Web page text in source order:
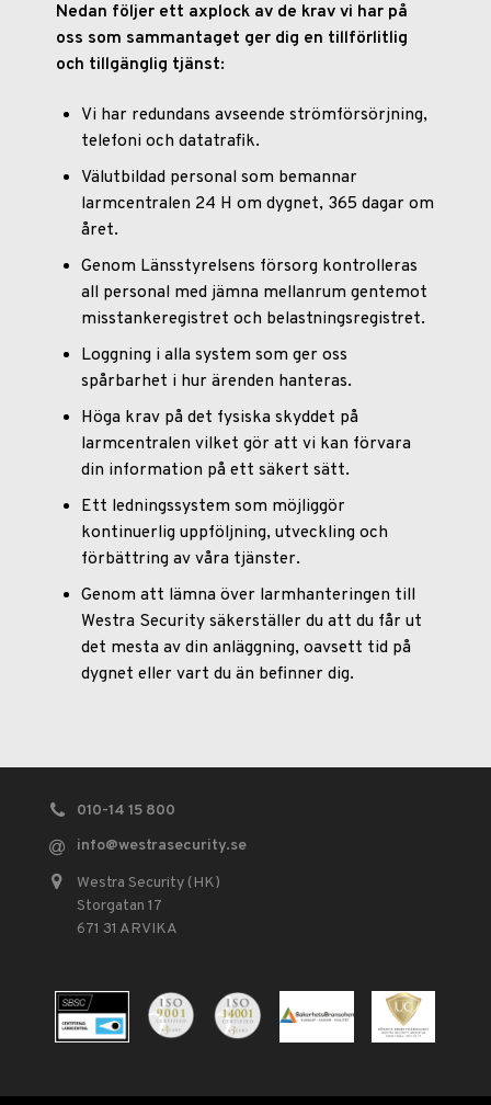
Nedan följer ett axplock av de krav vi har på
oss som sammantaget ger dig en tillförlitlig
och tillgänglig tjänst:
Vi har redundans avseende strömförsörjning,
telefoni och datatrafik.
Välutbildad personal som bemannar
larmcentralen 24 H om dygnet, 365 dagar om
året.
Genom Länsstyrelsens försorg kontrolleras
all personal med jämna mellanrum gentemot
misstankeregistret och belastningsregistret.
Loggning i alla system som ger oss
spårbarhet i hur ärenden hanteras.
Höga krav på det fysiska skyddet på
larmcentralen vilket gör att vi kan förvara
din information på ett säkert sätt.
Ett ledningssystem som möjliggör
kontinuerlig uppföljning, utveckling och
förbättring av våra tjänster.
Genom att lämna över larmhanteringen till
Westra Security säkerställer du att du får ut
det mesta av din anläggning, oavsett tid på
dygnet eller vart du än befinner dig.
010-14 15 800
info@westrasecurity.se
Westra Security (HK)
Storgatan 17
671 31 ARVIKA